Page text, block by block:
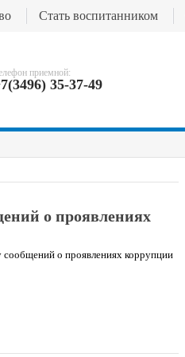
приемной:
35-37-49
Стать воспитанником
о проявлениях
сообщений о проявлениях коррупции